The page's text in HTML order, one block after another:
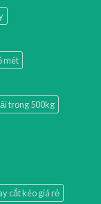
mét
trọng 500kg
cắt kéo giá rẻ